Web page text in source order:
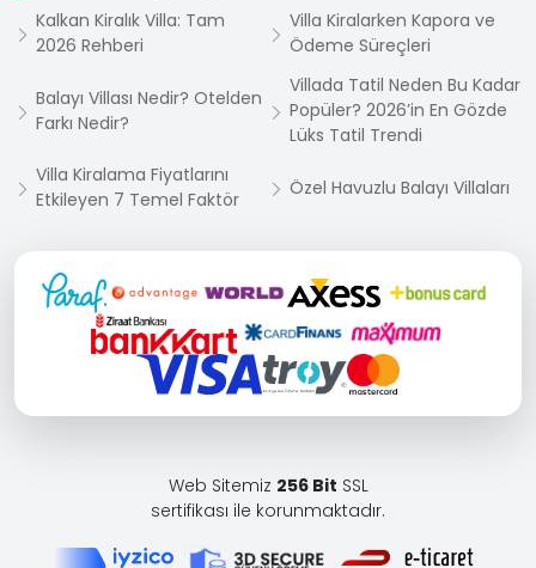
Kalkan Kiralık Villa: Tam
2026 Rehberi
Villa Kiralarken Kapora ve
Ödeme Süreçleri
Balayı Villası Nedir? Otelden
Farkı Nedir?
Villada Tatil Neden Bu Kadar
Popüler? 2026’in En Gözde
Lüks Tatil Trendi
Villa Kiralama Fiyatlarını
Etkileyen 7 Temel Faktör
Özel Havuzlu Balayı Villaları
Web Sitemiz 256 Bit SSL
sertifikası ile korunmaktadır.